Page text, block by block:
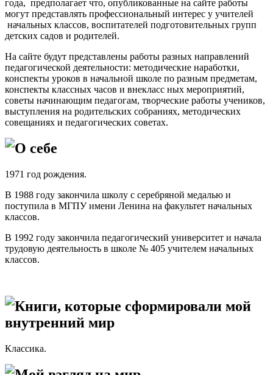
года, предполагает что, опубликованные на сайте работы
могут представлять профессиональный интерес у учителей
начальных классов, воспитателей подготовительных групп
детских садов и родителей.
На сайте будут представлены работы разных направлений
педагогической деятельности: методические наработки,
конспекты уроков в начальной школе по разным предметам,
конспекты классных часов и внекласс ных мероприятий,
советы начинающим педагогам, творческие работы учеников,
выступления на родительских собраниях, методических
совещаниях и педагогических советах.
О себе
1971 год рождения.
В 1988 году закончила школу с серебряной медалью и
поступила в МГПУ имени Ленина на факультет начальных
классов.
В 1992 году закончила педагогический университет и начала
трудовую деятельность в школе № 405 учителем начальных
классов.
Книги, которые сформировали мой
внутренний мир
Классика.